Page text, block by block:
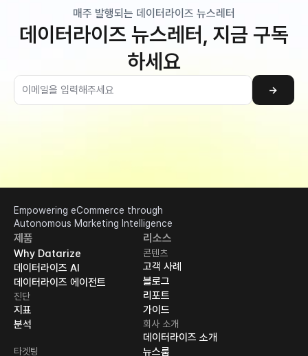
매주 발행되는 데이터라이즈 뉴스레터
데이터라이즈 뉴스레터, 지금 구독
하세요
→
Empowering eCommerce through
Autonomous Marketing Intelligence
제품
Why Datarize
데이터라이즈 AI
데이터라이즈 에이전트
타겟팅
진단
지표
분석
리소스
콘텐츠
고객 사례
블로그
리포트
가이드
회사 소개
데이터라이즈 소개
뉴스룸